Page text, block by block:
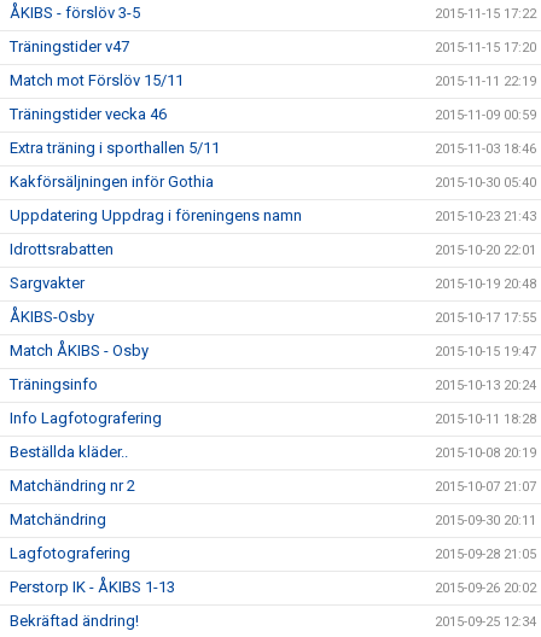
ÅKIBS - förslöv 3-5 2015-11-15 17:22
Träningstider v47 2015-11-15 17:20
Match mot Förslöv 15/11 2015-11-11 22:19
Träningstider vecka 46 2015-11-09 00:59
Extra träning i sporthallen 5/11 2015-11-03 18:46
Kakförsäljningen inför Gothia 2015-10-30 05:40
Uppdatering Uppdrag i föreningens namn 2015-10-23 21:43
Idrottsrabatten 2015-10-20 22:01
Sargvakter 2015-10-19 20:48
ÅKIBS-Osby 2015-10-17 17:55
Match ÅKIBS - Osby 2015-10-15 19:47
Träningsinfo 2015-10-13 20:24
Info Lagfotografering 2015-10-11 18:28
Beställda kläder.. 2015-10-08 20:19
Matchändring nr 2 2015-10-07 21:07
Matchändring 2015-09-30 20:11
Lagfotografering 2015-09-28 21:05
Perstorp IK - ÅKIBS 1-13 2015-09-26 20:02
Bekräftad ändring! 2015-09-25 12:34